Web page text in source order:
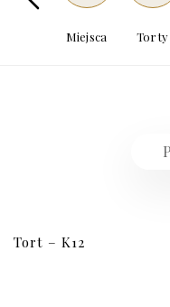
Miejsca Torty
Tort – K12